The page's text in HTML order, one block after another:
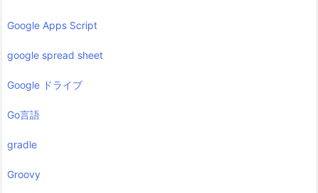
Google Apps Script
google spread sheet
Google ドライブ
Go言語
gradle
Groovy